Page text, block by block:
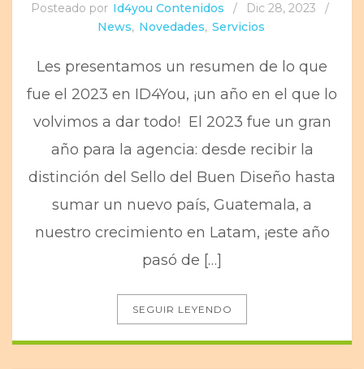
Posteado por Id4you Contenidos / Dic 28, 2023
/
News, Novedades, Servicios
Les presentamos un resumen de lo que
fue el 2023 en ID4You, ¡un año en el que lo
volvimos a dar todo! El 2023 fue un gran
año para la agencia: desde recibir la
distinción del Sello del Buen Diseño hasta
sumar un nuevo país, Guatemala, a
nuestro crecimiento en Latam, ¡este año
pasó de […]
SEGUIR LEYENDO